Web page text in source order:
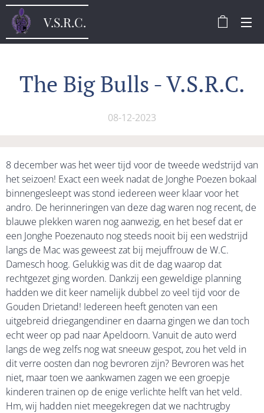
V.S.R.C.
The Big Bulls - V.S.R.C.
08-12-2023
8 december was het weer tijd voor de tweede wedstrijd van
het seizoen! Exact een week nadat de Jonghe Poezen bokaal
binnengesleept was stond iedereen weer klaar voor het
andro. De herinneringen van deze dag waren nog recent, de
blauwe plekken waren nog aanwezig, en het besef dat er
een Jonghe Poezenauto nog steeds nooit bij een wedstrijd
langs de Mac was geweest zat bij mejuffrouw de W.C.
Damesch hoog. Gelukkig was dit de dag waarop dat
rechtgezet ging worden. Dankzij een geweldige planning
hadden we dit keer namelijk dubbel zo veel tijd voor de
Gouden Drietand! Iedereen heeft genoten van een
uitgebreid driegangendiner en daarna gingen we dan toch
echt weer op pad naar Apeldoorn. Vanuit de auto werd
langs de weg zelfs nog wat sneeuw gespot, zou het veld in
dit verre oosten dan nog bevroren zijn? Bevroren was het
niet, maar toen we aankwamen zagen we een groepje
kinderen trainen op de enige verlichte helft van het veld.
Hm, wij hadden niet meegekregen dat we nachtrugby